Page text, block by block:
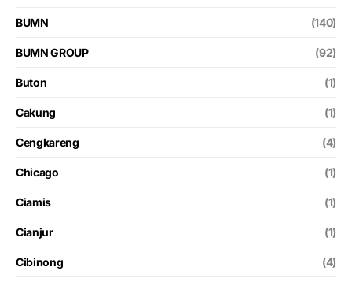
BUMN (140)
BUMN GROUP (92)
Buton (1)
Cakung (1)
Cengkareng (4)
Chicago (1)
Ciamis (1)
Cianjur (1)
Cibinong (4)